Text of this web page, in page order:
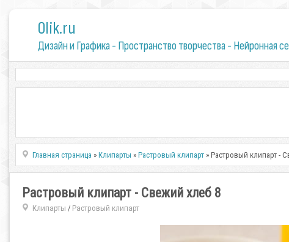
0lik.ru
Дизайн и Графика - Пространство творчества - Нейронная
Главная страница »Клипарты »Растровый клипарт » Растровый клипарт -
Растровый клипарт - Свежий хлеб 8
Клипарты / Растровый клипарт